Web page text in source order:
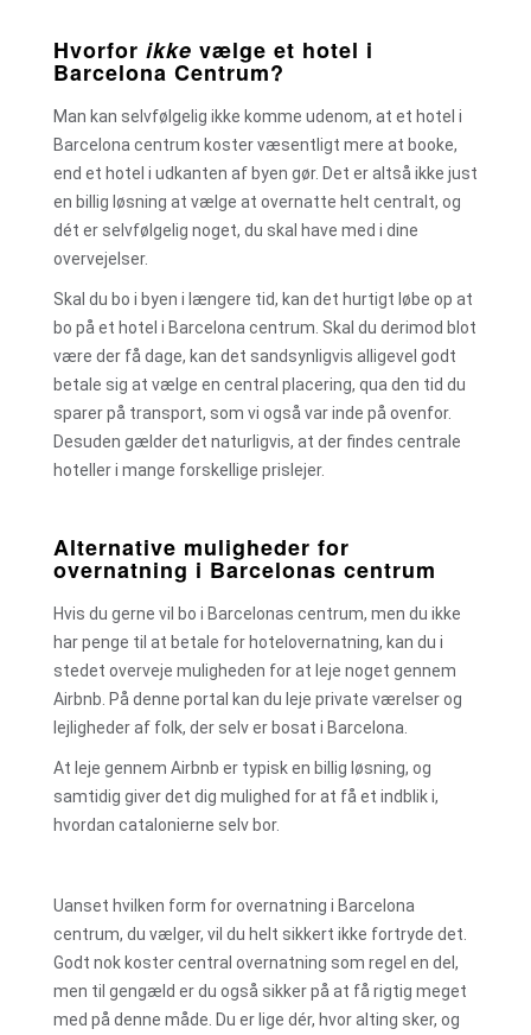
Hvorfor ikke vælge et hotel i
Barcelona Centrum?
Man kan selvfølgelig ikke komme udenom, at et hotel i
Barcelona centrum koster væsentligt mere at booke,
end et hotel i udkanten af byen gør. Det er altså ikke just
en billig løsning at vælge at overnatte helt centralt, og
dét er selvfølgelig noget, du skal have med i dine
overvejelser.
Skal du bo i byen i længere tid, kan det hurtigt løbe op at
bo på et hotel i Barcelona centrum. Skal du derimod blot
være der få dage, kan det sandsynligvis alligevel godt
betale sig at vælge en central placering, qua den tid du
sparer på transport, som vi også var inde på ovenfor.
Desuden gælder det naturligvis, at der findes centrale
hoteller i mange forskellige prislejer.
Alternative muligheder for
overnatning i Barcelonas centrum
Hvis du gerne vil bo i Barcelonas centrum, men du ikke
har penge til at betale for hotelovernatning, kan du i
stedet overveje muligheden for at leje noget gennem
Airbnb. På denne portal kan du leje private værelser og
lejligheder af folk, der selv er bosat i Barcelona.
At leje gennem Airbnb er typisk en billig løsning, og
samtidig giver det dig mulighed for at få et indblik i,
hvordan catalonierne selv bor.
Uanset hvilken form for overnatning i Barcelona
centrum, du vælger, vil du helt sikkert ikke fortryde det.
Godt nok koster central overnatning som regel en del,
men til gengæld er du også sikker på at få rigtig meget
med på denne måde. Du er lige dér, hvor alting sker, og